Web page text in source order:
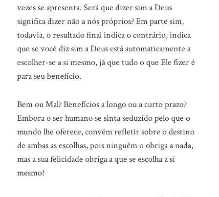
vezes se apresenta. Será que dizer sim a Deus
significa dizer não a nós próprios? Em parte sim,
todavia, o resultado final indica o contrário, indica
que se você diz sim a Deus está automaticamente a
escolher-se a si mesmo, já que tudo o que Ele fizer é
para seu benefício.
Bem ou Mal? Benefícios a longo ou a curto prazo?
Embora o ser humano se sinta seduzido pelo que o
mundo lhe oferece, convém refletir sobre o destino
de ambas as escolhas, pois ninguém o obriga a nada,
mas a sua felicidade obriga a que se escolha a si
mesmo!